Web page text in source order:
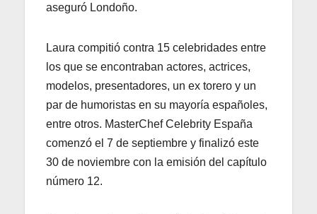
aseguró Londoño.
Laura compitió contra 15 celebridades entre
los que se encontraban actores, actrices,
modelos, presentadores, un ex torero y un
par de humoristas en su mayoría españoles,
entre otros. MasterChef Celebrity España
comenzó el 7 de septiembre y finalizó este
30 de noviembre con la emisión del capítulo
número 12.